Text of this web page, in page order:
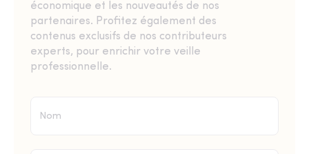
économique et les nouveautés de nos
partenaires. Profitez également des
contenus exclusifs de nos contributeurs
experts, pour enrichir votre veille
professionnelle.